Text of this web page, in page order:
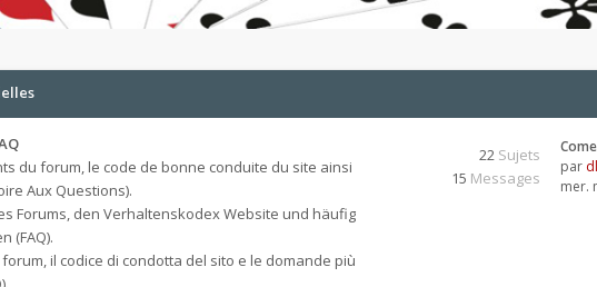
du forum, le code de bonne conduite du site ainsi
Aux Questions).
Forums, den Verhaltenskodex Website und häufig
(FAQ).
il codice di condotta del sito e le domande più
22 Sujets
15 Messages
par
mer.